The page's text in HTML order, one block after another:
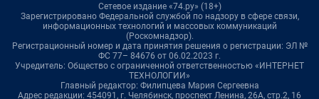
Сетевое издание «74.ру» (18+)
Зарегистрировано Федеральной службой по надзору в сфере связи,
информационных технологий и массовых коммуникаций
(Роскомнадзор).
Регистрационный номер и дата принятия решения о регистрации: ЭЛ №
ФС 77– 84676 от 06.02.2023 г.
Учредитель: Общество с ограниченной ответственностью «ИНТЕРНЕТ
ТЕХНОЛОГИИ»
Главный редактор: Филипцева Мария Сергеевна
Адрес редакции: 454091, г. Челябинск, проспект Ленина, 26А, стр.2, 16